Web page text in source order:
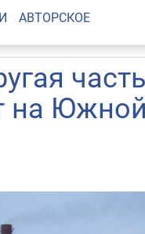
АВТОРСКОЕ
часть
на Южной